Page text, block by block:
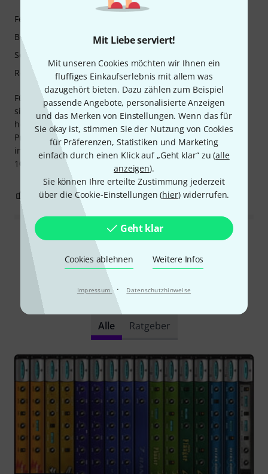
Mit Liebe serviert!
Mit unseren Cookies möchten wir Ihnen ein
fluffiges Einkaufserlebnis mit allem was
dazugehört bieten. Dazu zählen zum Beispiel
passende Angebote, personalisierte Anzeigen
und das Merken von Einstellungen. Wenn das für
Sie okay ist, stimmen Sie der Nutzung von Cookies
für Präferenzen, Statistiken und Marketing
einfach durch einen Klick auf „Geht klar“ zu (alle
anzeigen).
Sie können Ihre erteilte Zustimmung jederzeit
über die Cookie-Einstellungen (hier) widerrufen.
Geht klar
Cookies ablehnen Weitere Infos
Impressum · Datenschutzhinweise
Für den Preis (20 €) ist das Angebot unschlagbar. Es
simuliert die klassischen Verstärker dieser Marke
hervorragend. Zwar ist es digital, aber angesichts des
Preises der Originalverstärker (über 1500 €) ist dieses Plug-
in-Paket durchaus preiswert. Preis-Leistungs-Verhältnis:
10/10
Features
Bedienung
Sound/Qualität
Rechner Auslastung
0 BEWERTUNG MELDEN
Alle Bewertungen lesen
Schon gewusst?
Alle Ratgeber